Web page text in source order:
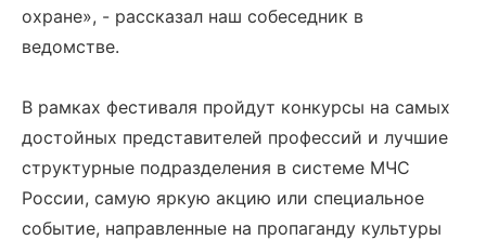
охране», - рассказал наш собеседник в
ведомстве.
В рамках фестиваля пройдут конкурсы на самых
достойных представителей профессий и лучшие
структурные подразделения в системе МЧС
России, самую яркую акцию или специальное
событие, направленные на пропаганду культуры